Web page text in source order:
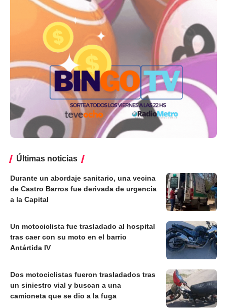
Últimas noticias
Durante un abordaje sanitario, una vecina
de Castro Barros fue derivada de urgencia
a la Capital
Un motociclista fue trasladado al hospital
tras caer con su moto en el barrio
Antártida IV
Dos motociclistas fueron trasladados tras
un siniestro vial y buscan a una
camioneta que se dio a la fuga